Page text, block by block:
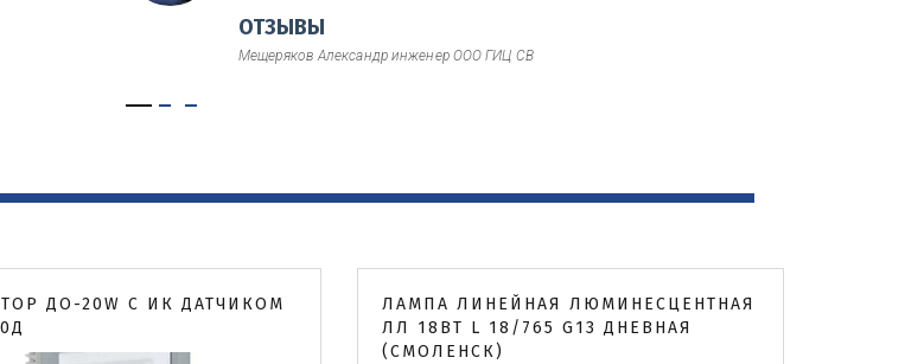
ОТЗЫВЫ
Мещеряков Александр инженер ООО ГИЦ СВ
ДО-20W С ИК ДАТЧИКОМ
ЛАМПА ЛИНЕЙНАЯ ЛЮМИНЕСЦЕНТНАЯ
ЛЛ 18ВТ L 18/765 G13 ДНЕВНАЯ
(СМОЛЕНСК)